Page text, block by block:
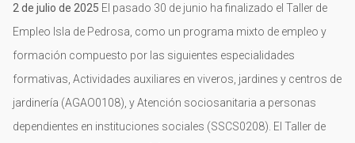
2 de julio de 2025 El pasado 30 de junio ha finalizado el Taller de
Empleo Isla de Pedrosa, como un programa mixto de empleo y
formación compuesto por las siguientes especialidades
formativas, Actividades auxiliares en viveros, jardines y centros de
jardinería (AGAO0108), y Atención sociosanitaria a personas
dependientes en instituciones sociales (SSCS0208). El Taller de